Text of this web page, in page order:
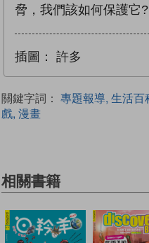
脅，我們該如何保護它?
插圖： 許多
關鍵字詞： 專題報導, 生活百
戲, 漫畫
相關書籍